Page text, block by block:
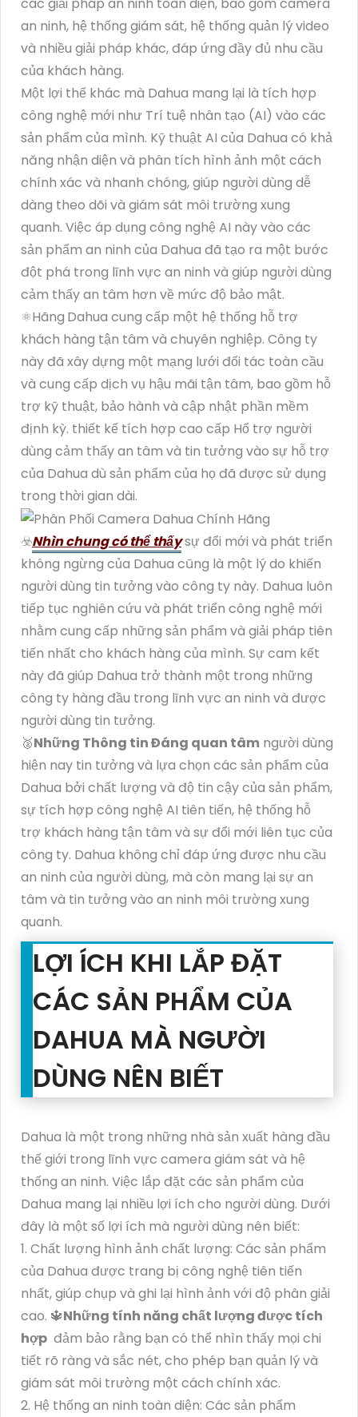
các giải pháp an ninh toàn diện, bao gồm camera
an ninh, hệ thống giám sát, hệ thống quản lý video
và nhiều giải pháp khác, đáp ứng đầy đủ nhu cầu
của khách hàng.
Một lợi thế khác mà Dahua mang lại là tích hợp
công nghệ mới như Trí tuệ nhân tạo (AI) vào các
sản phẩm của mình. Kỹ thuật AI của Dahua có khả
năng nhận diện và phân tích hình ảnh một cách
chính xác và nhanh chóng, giúp người dùng dễ
dàng theo dõi và giám sát môi trường xung
quanh. Việc áp dụng công nghệ AI này vào các
sản phẩm an ninh của Dahua đã tạo ra một bước
đột phá trong lĩnh vực an ninh và giúp người dùng
cảm thấy an tâm hơn về mức độ bảo mật.
⚛️Hãng Dahua cung cấp một hệ thống hỗ trợ
khách hàng tận tâm và chuyên nghiệp. Công ty
này đã xây dựng một mạng lưới đối tác toàn cầu
và cung cấp dịch vụ hậu mãi tận tâm, bao gồm hỗ
trợ kỹ thuật, bảo hành và cập nhật phần mềm
định kỳ. thiết kế tích hợp cao cấp Hổ trợ người
dùng cảm thấy an tâm và tin tưởng vào sự hỗ trợ
của Dahua dù sản phẩm của họ đã được sử dụng
trong thời gian dài.
☣️Nhìn chung có thể thấysự đổi mới và phát triển
không ngừng của Dahua cũng là một lý do khiến
người dùng tin tưởng vào công ty này. Dahua luôn
tiếp tục nghiên cứu và phát triển công nghệ mới
nhằm cung cấp những sản phẩm và giải pháp tiên
tiến nhất cho khách hàng của mình. Sự cam kết
này đã giúp Dahua trở thành một trong những
công ty hàng đầu trong lĩnh vực an ninh và được
người dùng tin tưởng.
️🥈Những Thông tin Đáng quan tâm người dùng
hiện nay tin tưởng và lựa chọn các sản phẩm của
Dahua bởi chất lượng và độ tin cậy của sản phẩm,
sự tích hợp công nghệ AI tiên tiến, hệ thống hỗ
trợ khách hàng tận tâm và sự đổi mới liên tục của
công ty. Dahua không chỉ đáp ứng được nhu cầu
an ninh của người dùng, mà còn mang lại sự an
tâm và tin tưởng vào an ninh môi trường xung
quanh.
LỢI ÍCH KHI LẮP ĐẶT
CÁC SẢN PHẨM CỦA
DAHUA MÀ NGƯỜI
DÙNG NÊN BIẾT
Dahua là một trong những nhà sản xuất hàng đầu
thế giới trong lĩnh vực camera giám sát và hệ
thống an ninh. Việc lắp đặt các sản phẩm của
Dahua mang lại nhiều lợi ích cho người dùng. Dưới
đây là một số lợi ích mà người dùng nên biết:
1. Chất lượng hình ảnh chất lượng: Các sản phẩm
của Dahua được trang bị công nghệ tiên tiến
nhất, giúp chụp và ghi lại hình ảnh với độ phân giải
cao. 🔱Những tính năng chất lượng được tích
hợp đảm bảo rằng bạn có thể nhìn thấy mọi chi
tiết rõ ràng và sắc nét, cho phép bạn quản lý và
giám sát môi trường một cách chính xác.
2. Hệ thống an ninh toàn diện: Các sản phẩm